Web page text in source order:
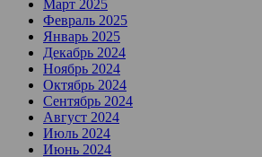
Март 2025
Февраль 2025
Январь 2025
Декабрь 2024
Ноябрь 2024
Октябрь 2024
Сентябрь 2024
Август 2024
Июль 2024
Июнь 2024